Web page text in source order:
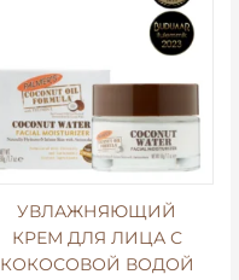
УВЛАЖНЯЮЩИЙ
КРЕМ ДЛЯ ЛИЦА С
КОКОСОВОЙ ВОДОЙ